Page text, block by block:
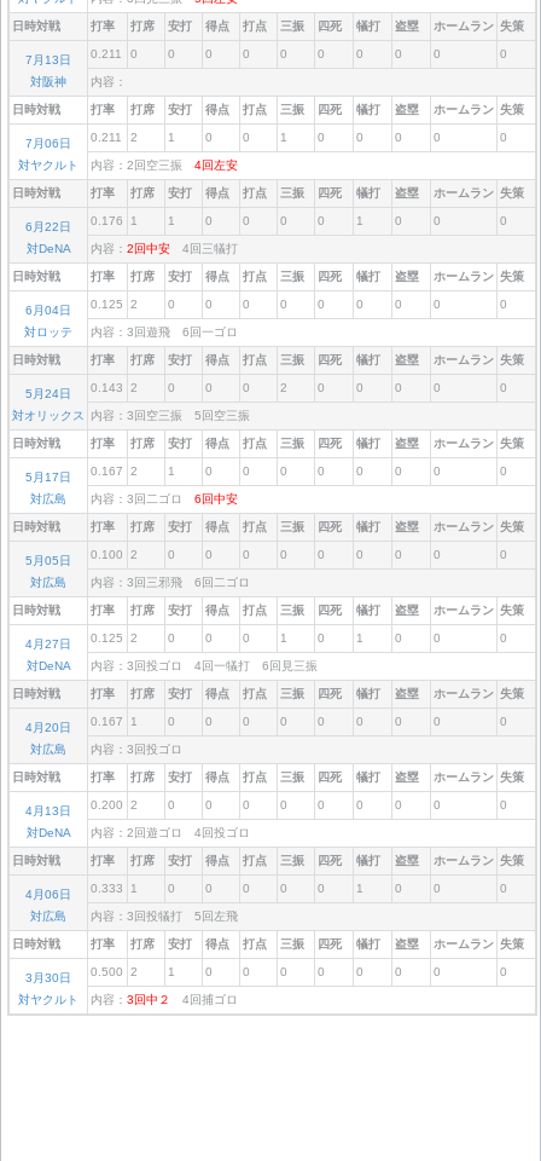
日時対戦 打率 打席 安打 得点 打点 三振 四死 犠打 盗塁 ホームラン 失策
7月13日
対阪神
0.211 0 0 0 0 0 0 0 0 0 0
内容：
日時対戦 打率 打席 安打 得点 打点 三振 四死 犠打 盗塁 ホームラン 失策
7月06日
対ヤクルト
0.211 2 1 0 0 1 0 0 0 0 0
内容：2回空三振 4回左安
日時対戦 打率 打席 安打 得点 打点 三振 四死 犠打 盗塁 ホームラン 失策
6月22日
対DeNA
0.176 1 1 0 0 0 0 1 0 0 0
内容： 2回中安 4回三犠打
日時対戦 打率 打席 安打 得点 打点 三振 四死 犠打 盗塁 ホームラン 失策
6月04日
対ロッテ
0.125 2 0 0 0 0 0 0 0 0 0
内容：3回遊飛 6回一ゴロ
日時対戦 打率 打席 安打 得点 打点 三振 四死 犠打 盗塁 ホームラン 失策
5月24日
対オリックス
0.143 2 0 0 0 2 0 0 0 0 0
内容：3回空三振 5回空三振
日時対戦 打率 打席 安打 得点 打点 三振 四死 犠打 盗塁 ホームラン 失策
5月17日
対広島
0.167 2 1 0 0 0 0 0 0 0 0
内容：3回二ゴロ 6回中安
日時対戦 打率 打席 安打 得点 打点 三振 四死 犠打 盗塁 ホームラン 失策
5月05日
対広島
0.100 2 0 0 0 0 0 0 0 0 0
内容：3回三邪飛 6回二ゴロ
日時対戦 打率 打席 安打 得点 打点 三振 四死 犠打 盗塁 ホームラン 失策
4月27日
対DeNA
0.125 2 0 0 0 1 0 1 0 0 0
内容：3回投ゴロ 4回一犠打 6回見三振
日時対戦 打率 打席 安打 得点 打点 三振 四死 犠打 盗塁 ホームラン 失策
4月20日
対広島
0.167 1 0 0 0 0 0 0 0 0 0
内容：3回投ゴロ
日時対戦 打率 打席 安打 得点 打点 三振 四死 犠打 盗塁 ホームラン 失策
4月13日
対DeNA
0.200 2 0 0 0 0 0 0 0 0 0
内容：2回遊ゴロ 4回投ゴロ
日時対戦 打率 打席 安打 得点 打点 三振 四死 犠打 盗塁 ホームラン 失策
4月06日
対広島
0.333 1 0 0 0 0 0 1 0 0 0
内容：3回投犠打 5回左飛
日時対戦 打率 打席 安打 得点 打点 三振 四死 犠打 盗塁 ホームラン 失策
3月30日
対ヤクルト
0.500 2 1 0 0 0 0 0 0 0 0
内容： 3回中２ 4回捕ゴロ